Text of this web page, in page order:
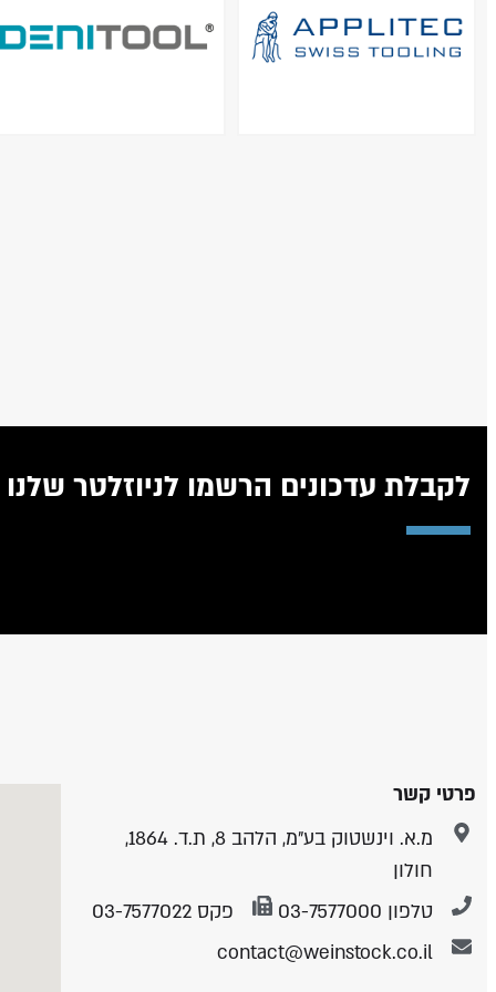
לקבלת עדכונים הרשמו לניוזלטר שלנו
פרטי קשר
מ.א. וינשטוק בע״מ, הלהב 8, ת.ד. 1864,
חולון
טלפון 03-7577000
פקס 03-7577022
contact@weinstock.co.il